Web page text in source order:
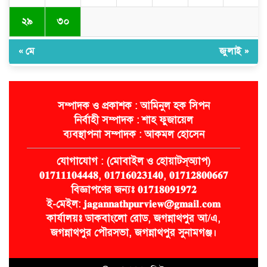
২৯ ৩০
« মে জুলাই »
সম্পাদক ও প্রকাশক : আমিনুল হক সিপন
নির্বাহী সম্পাদক : শাহ ফুজায়েল
ব্যবস্থাপনা সম্পাদক : আকমল হোসেন
যোগাযোগ : (মোবাইল ও হোয়াটস্অ্যাপ)
𝟎𝟏𝟕𝟏𝟏𝟏𝟎𝟒𝟒𝟒𝟖, 𝟎𝟏𝟕𝟏𝟔𝟎𝟐𝟑𝟏𝟒𝟎, 𝟎𝟏𝟕𝟏𝟐𝟖𝟎𝟎𝟔𝟔𝟕
বিজ্ঞাপণের জন্যঃ 𝟎𝟏𝟕𝟏𝟖𝟎𝟗𝟏𝟗𝟕𝟐
ই-মেইল: 𝐣𝐚𝐠𝐚𝐧𝐧𝐚𝐭𝐡𝐩𝐮𝐫𝐯𝐢𝐞𝐰@𝐠𝐦𝐚𝐢𝐥.𝐜𝐨𝐦
কার্যালয়ঃ ডাকবাংলো রোড, জগন্নাথপুর আ/এ,
জগন্নাথপুর পৌরসভা, জগন্নাথপুর সুনামগঞ্জ।